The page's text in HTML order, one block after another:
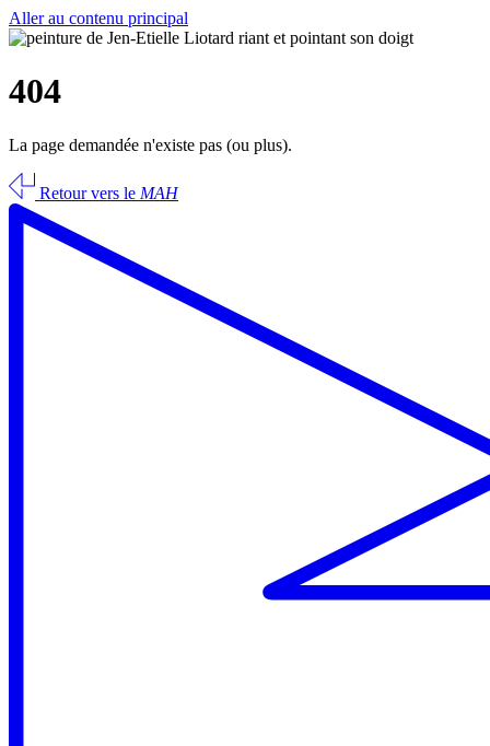
Aller au contenu principal
404
La page demandée n'existe pas (ou plus).
Retour vers le MAH